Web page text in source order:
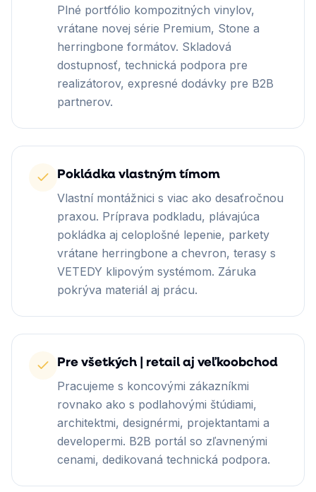
Plné portfólio kompozitných vinylov,
vrátane novej série Premium, Stone a
herringbone formátov. Skladová
dostupnosť, technická podpora pre
realizátorov, expresné dodávky pre B2B
partnerov.
Pokládka vlastným tímom
Vlastní montážnici s viac ako desaťročnou
praxou. Príprava podkladu, plávajúca
pokládka aj celoplošné lepenie, parkety
vrátane herringbone a chevron, terasy s
VETEDY klipovým systémom. Záruka
pokrýva materiál aj prácu.
Pre všetkých | retail aj veľkoobchod
Pracujeme s koncovými zákazníkmi
rovnako ako s podlahovými štúdiami,
architektmi, designérmi, projektantami a
developermi. B2B portál so zľavnenými
cenami, dedikovaná technická podpora.